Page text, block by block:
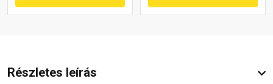
Részletes leírás